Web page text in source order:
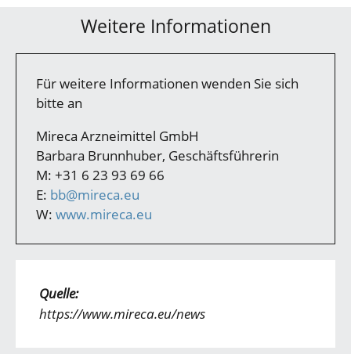
Weitere Informationen
Für weitere Informationen wenden Sie sich
bitte an
Mireca Arzneimittel GmbH
Barbara Brunnhuber, Geschäftsführerin
M: +31 6 23 93 69 66
E: bb@mireca.eu
W: www.mireca.eu
Quelle:
https://www.mireca.eu/news